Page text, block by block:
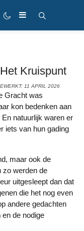
Kruispunt
11 APRIL 2026
kon bedenken aan
natuurlijk waren er
iets van hun gading
zo werden de
uitgesleept dan dat
die het nog even
andere gedachten
de nodige